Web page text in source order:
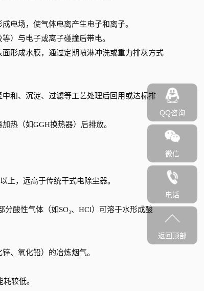
电场，使气体电离产生电子和离子。
）与电子或离子碰撞后带电。
形成水膜，通过定期喷淋冲洗或重力排灰方式
和、沉淀、过滤等工艺处理后回用或达标排
热（如GGH换热器）后排放。
上，远高于传统干式电除尘器。
分酸性气体（如SO₃、HCl）可溶于水形成酸
、氧化铅）的冶炼烟气。
耗较低。
QQ咨询
微信
电话
返回顶部